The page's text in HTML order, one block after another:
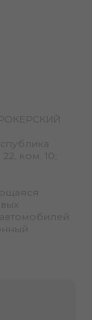
ком. 10;
автомобилей